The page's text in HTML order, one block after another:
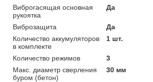
Виброгасящая основная
рукоятка
Да
Виброзащита
Да
Количество аккумуляторов
в комплекте
1 шт.
Количество режимов
3
Макс. диаметр сверления
буром (бетон)
30 мм